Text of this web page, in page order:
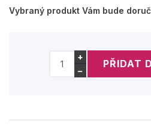
Vybraný produkt Vám bude
+
−